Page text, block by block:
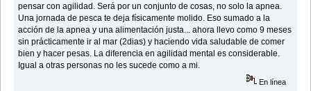
pensar con agilidad. Será por un conjunto de cosas, no solo la apnea.
Una jornada de pesca te deja físicamente molido. Eso sumado a la
acción de la apnea y una alimentación justa... ahora llevo como 9 meses
sin prácticamente ir al mar (2dias) y haciendo vida saludable de comer
bien y hacer pesas. La diferencia en agilidad mental es considerable.
Igual a otras personas no les sucede como a mi.
En línea